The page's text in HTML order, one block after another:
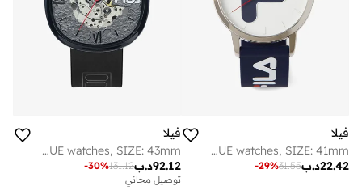
فيلا
FILA ADULT 38-316-102 ANALOGUE watches, SIZE: 41mm
د.ب22.42
31.55
-29%
فيلا
FILA ADULT 38-307-002 ANALOGUE watches, SIZE: 43mm
د.ب92.12
131.12
-30%
توصيل مجاني